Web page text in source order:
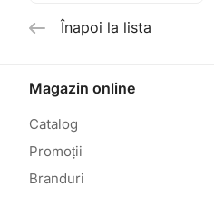
Înapoi la lista
Magazin online
Catalog
Promoții
Branduri